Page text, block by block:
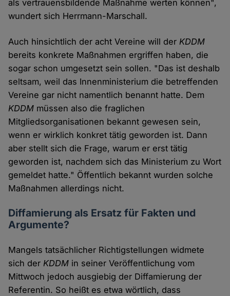
als vertrauensbildende Maßnahme werten können",
wundert sich Herrmann-Marschall.
Auch hinsichtlich der acht Vereine will derKDDM
bereits konkrete Maßnahmen ergriffen haben, die
sogar schon umgesetzt sein sollen. "Das ist deshalb
seltsam, weil das Innenministerium die betreffenden
Vereine gar nicht namentlich benannt hatte. Dem
KDDM müssen also die fraglichen
Mitgliedsorganisationen bekannt gewesen sein,
wenn er wirklich konkret tätig geworden ist. Dann
aber stellt sich die Frage, warum er erst tätig
geworden ist, nachdem sich das Ministerium zu Wort
gemeldet hatte." Öffentlich bekannt wurden solche
Maßnahmen allerdings nicht.
Diffamierung als Ersatz für Fakten und
Argumente?
Mangels tatsächlicher Richtigstellungen widmete
sich derKDDM in seiner Veröffentlichung vom
Mittwoch jedoch ausgiebig der Diffamierung der
Referentin. So heißt es etwa wörtlich, dass